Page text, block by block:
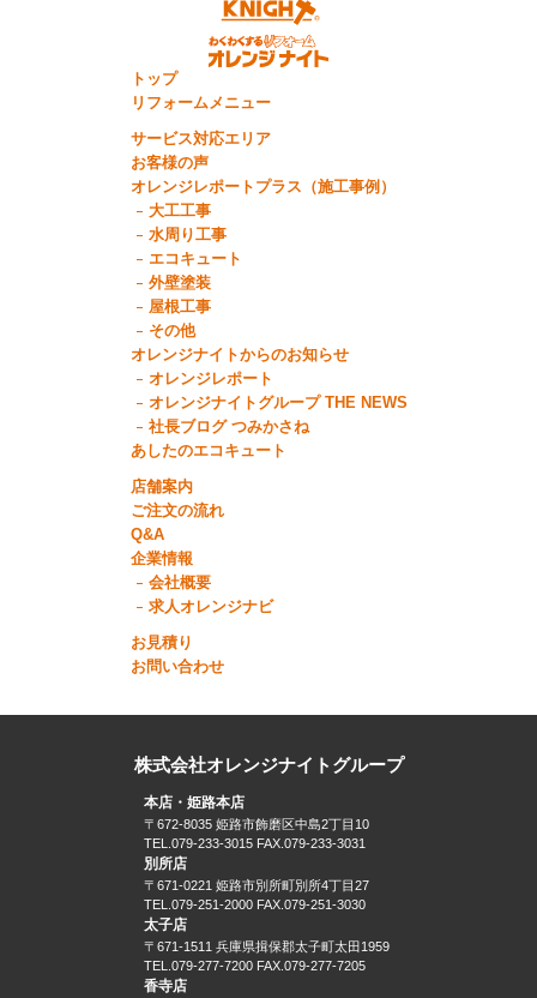
トップ
リフォームメニュー
サービス対応エリア
お客様の声
オレンジレポートプラス（施工事例）
大工工事
水周り工事
エコキュート
外壁塗装
屋根工事
その他
オレンジナイトからのお知らせ
オレンジレポート
オレンジナイトグループ THE NEWS
社長ブログ つみかさね
あしたのエコキュート
店舗案内
ご注文の流れ
Q&A
企業情報
会社概要
求人オレンジナビ
お見積り
お問い合わせ
株式会社オレンジナイトグループ
本店・姫路本店
〒672-8035 姫路市飾磨区中島2丁目10
TEL.079-233-3015 FAX.079-233-3031
別所店
〒671-0221 姫路市別所町別所4丁目27
TEL.079-251-2000 FAX.079-251-3030
太子店
〒671-1511 兵庫県揖保郡太子町太田1959
TEL.079-277-7200 FAX.079-277-7205
香寺店